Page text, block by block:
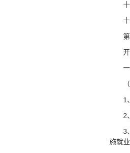
1
2
3
施就